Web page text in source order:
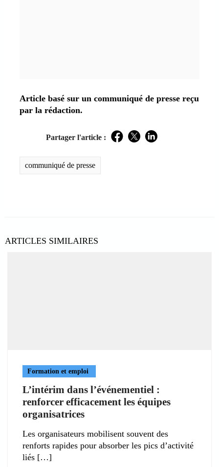
Article basé sur un communiqué de presse reçu
par la rédaction.
Partager l'article : Facebook
TwitterLinkedIn
communiqué de presse
ARTICLES SIMILAIRES
Formation et emploi
L’intérim dans l’événementiel :
renforcer efficacement les équipes
organisatrices
Les organisateurs mobilisent souvent des
renforts rapides pour absorber les pics d’activité
liés